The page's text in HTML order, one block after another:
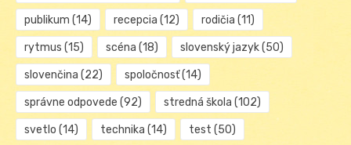
publikum (14) recepcia (12) rodičia (11)
rytmus (15) scéna (18) slovenský jazyk(50)
slovenčina (22) spoločnosť(14)
správne odpovede (92) stredná škola (102)
svetlo (14) technika (14) test (50)